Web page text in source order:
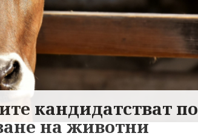
кандидатстват по
на животни